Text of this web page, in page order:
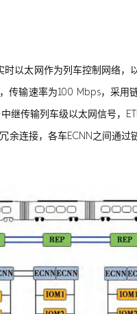
以太网作为列车控制网络
传输速率为100 Mbps，采
继传输列车级以太网信号，
余连接，各车ECNN之间通